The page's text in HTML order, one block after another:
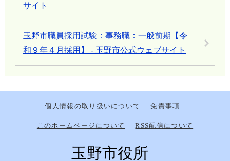
サイト
玉野市職員採用試験：事務職：一般前期【令
和９年４月採用】 - 玉野市公式ウェブサイト
個人情報の取り扱いについて 免責事項
このホームページについて RSS配信について
玉野市役所